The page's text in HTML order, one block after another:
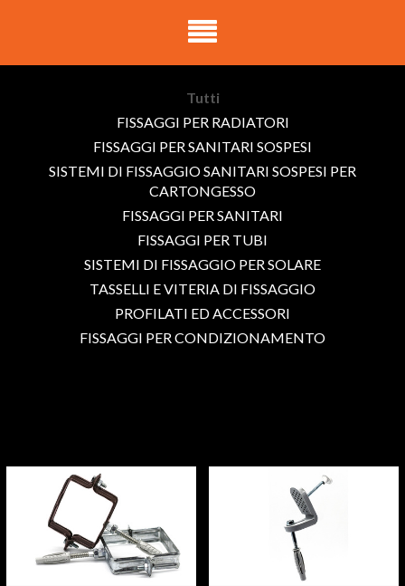
Tutti
FISSAGGI PER RADIATORI
FISSAGGI PER SANITARI SOSPESI
SISTEMI DI FISSAGGIO SANITARI SOSPESI PER
CARTONGESSO
FISSAGGI PER SANITARI
FISSAGGI PER TUBI
SISTEMI DI FISSAGGIO PER SOLARE
TASSELLI E VITERIA DI FISSAGGIO
PROFILATI ED ACCESSORI
FISSAGGI PER CONDIZIONAMENTO